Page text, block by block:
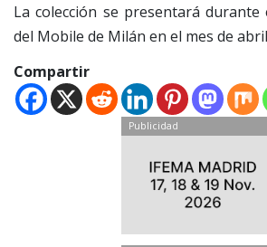
La colección se presentará durante
del Mobile de Milán en el mes de
Compartir
Publicidad